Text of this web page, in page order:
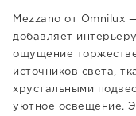
Mezzano от Omnilux
добавляет
ощущение
источников света,
хрустальными
уютное освещение.